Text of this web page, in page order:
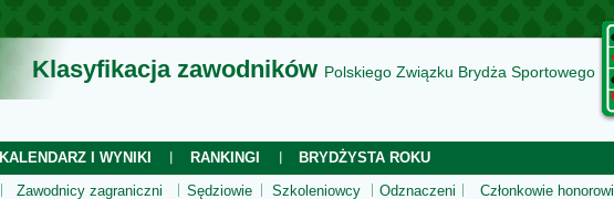
Klasyfikacja zawodników Polskiego Związku Brydża Sportowego
KALENDARZ I WYNIKI RANKINGI
BRYDŻYSTA ROKU
Zawodnicy zagraniczni Sędziowie Szkoleniowcy Odznaczeni Członkowie honorowi